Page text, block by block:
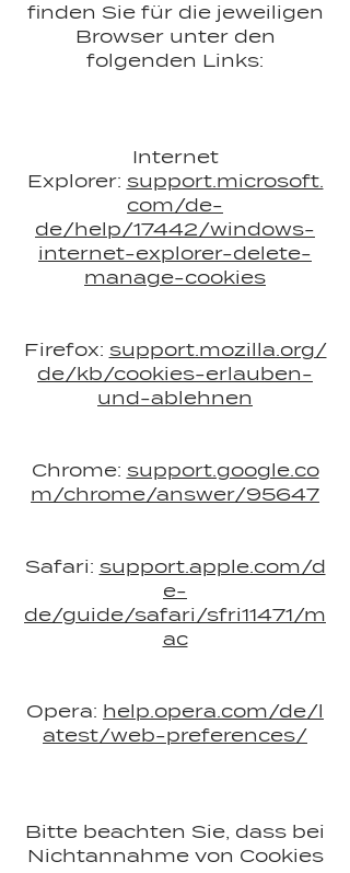
finden Sie für die jeweiligen
Browser unter den
folgenden Links:
Internet
Explorer: support.microsoft.
com/de-
de/help/17442/windows-
internet-explorer-delete-
manage-cookies
Firefox: support.mozilla.org/
de/kb/cookies-erlauben-
und-ablehnen
Chrome: support.google.co
m/chrome/answer/95647
Safari: support.apple.com/d
e-
de/guide/safari/sfri11471/m
ac
Opera: help.opera.com/de/l
atest/web-preferences/
Bitte beachten Sie, dass bei
Nichtannahme von Cookies